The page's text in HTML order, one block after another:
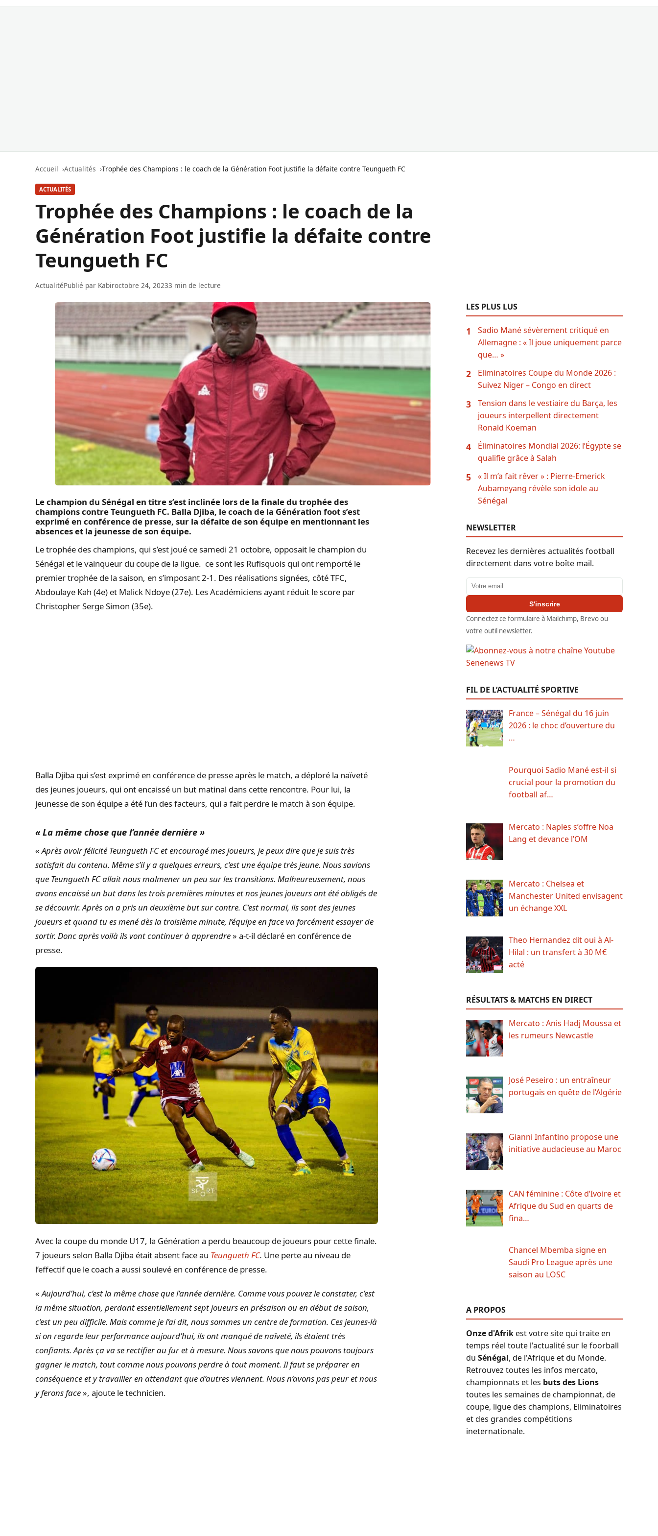
Accueil Actualités Trophée des Champions : le coach de la Génération Foot justifie la défaite contre Teungueth FC
ACTUALITÉS
Trophée des Champions : le coach de la
Génération Foot justifie la défaite contre
Teungueth FC
ActualitéPublié par Kabiroctobre 24, 20233 min de lecture
Le champion du Sénégal en titre s’est inclinée lors de la finale du trophée des
champions contre Teungueth FC. Balla Djiba, le coach de la Génération foot s’est
exprimé en conférence de presse, sur la défaite de son équipe en mentionnant les
absences et la jeunesse de son équipe.
Le trophée des champions, qui s’est joué ce samedi 21 octobre, opposait le champion du
Sénégal et le vainqueur du coupe de la ligue. ce sont les Rufisquois qui ont remporté le
premier trophée de la saison, en s’imposant 2-1. Des réalisations signées, côté TFC,
Abdoulaye Kah (4e) et Malick Ndoye (27e). Les Académiciens ayant réduit le score par
Christopher Serge Simon (35e).
Balla Djiba qui s’est exprimé en conférence de presse après le match, a déploré la naïveté
des jeunes joueurs, qui ont encaissé un but matinal dans cette rencontre. Pour lui, la
jeunesse de son équipe a été l’un des facteurs, qui a fait perdre le match à son équipe.
« La même chose que l’année dernière »
«Après avoir félicité Teungueth FC et encouragé mes joueurs, je peux dire que je suis très
satisfait du contenu. Même s’il y a quelques erreurs, c’est une équipe très jeune. Nous savions
que Teungueth FC allait nous malmener un peu sur les transitions. Malheureusement, nous
avons encaissé un but dans les trois premières minutes et nos jeunes joueurs ont été obligés de
se découvrir. Après on a pris un deuxième but sur contre. C’est normal, ils sont des jeunes
joueurs et quand tu es mené dès la troisième minute, l’équipe en face va forcément essayer de
sortir. Donc après voilà ils vont continuer à apprendre» a-t-il déclaré en conférence de
presse.
Avec la coupe du monde U17, la Génération a perdu beaucoup de joueurs pour cette finale.
7 joueurs selon Balla Djiba était absent face au Teungueth FC. Une perte au niveau de
l’effectif que le coach a aussi soulevé en conférence de presse.
«Aujourd’hui, c’est la même chose que l’année dernière. Comme vous pouvez le constater, c’est
la même situation, perdant essentiellement sept joueurs en présaison ou en début de saison,
c’est un peu difficile. Mais comme je l’ai dit, nous sommes un centre de formation. Ces jeunes-là
si on regarde leur performance aujourd’hui, ils ont manqué de naïveté, ils étaient très
confiants. Après ça va se rectifier au fur et à mesure. Nous savons que nous pouvons toujours
gagner le match, tout comme nous pouvons perdre à tout moment. Il faut se préparer en
conséquence et y travailler en attendant que d’autres viennent. Nous n’avons pas peur et nous
y ferons face», ajoute le technicien.
LES PLUS LUS
1
Sadio Mané sévèrement critiqué en
Allemagne : « Il joue uniquement parce
que… »
2
Eliminatoires Coupe du Monde 2026 :
Suivez Niger – Congo en direct
3
Tension dans le vestiaire du Barça, les
joueurs interpellent directement
Ronald Koeman
4
Éliminatoires Mondial 2026: l’Égypte se
qualifie grâce à Salah
5
« Il m’a fait rêver » : Pierre-Emerick
Aubameyang révèle son idole au
Sénégal
NEWSLETTER
Recevez les dernières actualités football
directement dans votre boîte mail.
Adresse email
S'inscrire
Connectez ce formulaire à Mailchimp, Brevo ou
votre outil newsletter.
FIL DE L’ACTUALITÉ SPORTIVE
France – Sénégal du 16 juin
2026 : le choc d’ouverture du
…
Pourquoi Sadio Mané est-il si
crucial pour la promotion du
football af…
Mercato : Naples s’offre Noa
Lang et devance l’OM
Mercato : Chelsea et
Manchester United envisagent
un échange XXL
Theo Hernandez dit oui à Al-
Hilal : un transfert à 30 M€
acté
RÉSULTATS & MATCHS EN DIRECT
Mercato : Anis Hadj Moussa et
les rumeurs Newcastle
José Peseiro : un entraîneur
portugais en quête de l’Algérie
Gianni Infantino propose une
initiative audacieuse au Maroc
CAN féminine : Côte d’Ivoire et
Afrique du Sud en quarts de
fina…
Chancel Mbemba signe en
Saudi Pro League après une
saison au LOSC
A PROPOS
Onze d'Afrikest votre site qui traite en
temps réel toute l'actualité sur le foorball
du Sénégal, de l'Afrique et du Monde.
Retrouvez toutes les infos mercato,
championnats et les buts des Lions
toutes les semaines de championnat, de
coupe, ligue des champions, Eliminatoires
et des grandes compétitions
ineternationale.